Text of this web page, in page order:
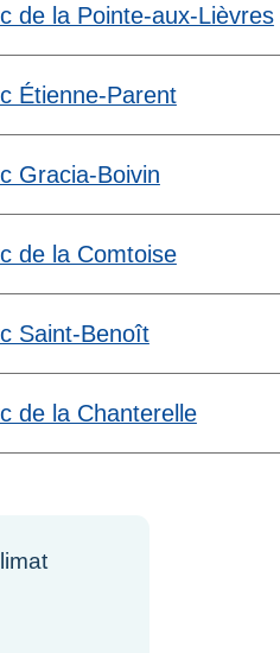
de la Pointe-aux-Lièvres
Étienne-Parent
Gracia-Boivin
de la Comtoise
Saint-Benoît
de la Chanterelle